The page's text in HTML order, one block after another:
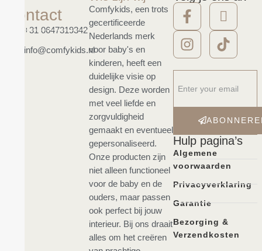
Contact
+31 0647319342
info@comfykids.nl
Comfykids, een trots
gecertificeerde
Nederlands merk
voor baby's en
kinderen, heeft een
duidelijke visie op
design. Deze worden
met veel liefde en
zorgvuldigheid
gemaakt en eventueel
gepersonaliseerd.
Onze producten zijn
niet alleen functioneel
voor de baby en de
ouders, maar passen
ook perfect bij jouw
interieur. Bij ons draait
alles om het creëren
Hulp pagina’s
Algemene
voorwaarden
Privacyverklaring
Garantie
Bezorging &
Verzendkosten